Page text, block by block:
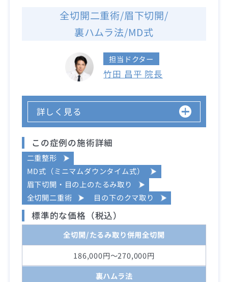
全切開二重術/眉下切開/
裏ハムラ法/MD式
担当ドクター
竹田 昌平 院長
詳しく見る
この症例の施術詳細
二重整形
MD式（ミニマムダウンタイム式）
眉下切開・目の上のたるみ取り
全切開二重術
目の下のクマ取り
標準的な価格（税込）
全切開/たるみ取り併用全切開
186,000円～270,000円
裏ハムラ法